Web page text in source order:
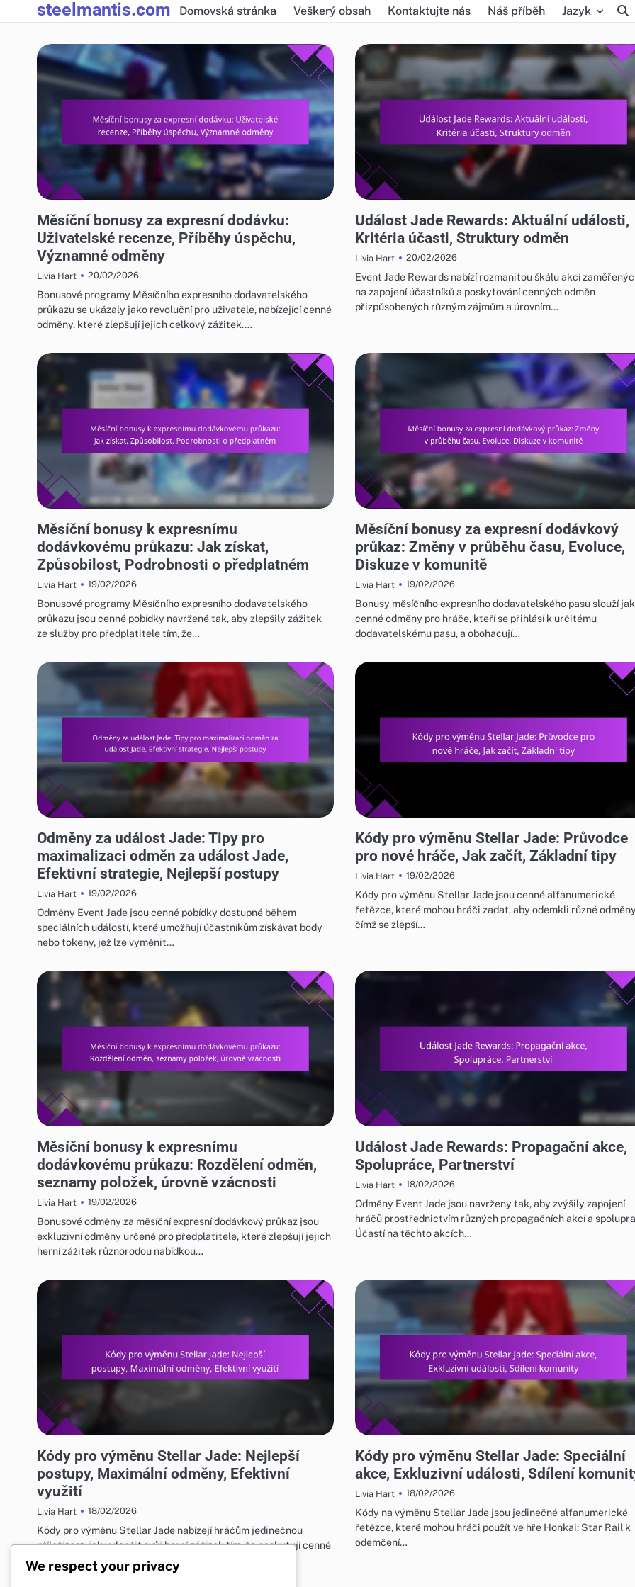
to
steelmantis.com Domovská stránka Veškerý obsah Kontaktujte nás Náš příběh Jazyk
Měsíční bonusy za expresní dodávku:
Uživatelské recenze, Příběhy úspěchu,
Významné odměny
Livia Hart 20/02/2026
Bonusové programy Měsíčního expresního dodavatelského
průkazu se ukázaly jako revoluční pro uživatele, nabízející cenné
odměny, které zlepšují jejich celkový zážitek.…
Událost Jade Rewards: Aktuální události,
Kritéria účasti, Struktury odměn
Livia Hart 20/02/2026
Event Jade Rewards nabízí rozmanitou škálu akcí
na zapojení účastníků a poskytování cenných odměn
přizpůsobených různým zájmům a úrovním…
Měsíční bonusy k expresnímu
dodávkovému průkazu: Jak získat,
Způsobilost, Podrobnosti o předplatném
Livia Hart 19/02/2026
Bonusové programy Měsíčního expresního dodavatelského
průkazu jsou cenné pobídky navržené tak, aby zlepšily zážitek
ze služby pro předplatitele tím, že…
Měsíční bonusy za expresní dodávkový
průkaz: Změny v průběhu času, Evoluce,
Diskuze v komunitě
Livia Hart 19/02/2026
Bonusy měsíčního expresního dodavatelského pasu slouží
cenné odměny pro hráče, kteří se přihlásí k určitému
dodavatelskému pasu, a obohacují…
Odměny za událost Jade: Tipy pro
maximalizaci odměn za událost Jade,
Efektivní strategie, Nejlepší postupy
Livia Hart 19/02/2026
Odměny Event Jade jsou cenné pobídky dostupné během
speciálních událostí, které umožňují účastníkům získávat body
nebo tokeny, jež lze vyměnit…
Kódy pro výměnu Stellar Jade: Průvodce
pro nové hráče, Jak začít, Základní tipy
Livia Hart 19/02/2026
Kódy pro výměnu Stellar Jade jsou cenné alfanumerické
řetězce, které mohou hráči zadat, aby odemkli různé
čímž se zlepší…
Měsíční bonusy k expresnímu
dodávkovému průkazu: Rozdělení odměn,
seznamy položek, úrovně vzácnosti
Livia Hart 19/02/2026
Bonusové odměny za měsíční expresní dodávkový průkaz jsou
exkluzivní odměny určené pro předplatitele, které zlepšují jejich
herní zážitek různorodou nabídkou…
Událost Jade Rewards: Propagační akce,
Spolupráce, Partnerství
Livia Hart 18/02/2026
Odměny Event Jade jsou navrženy tak, aby zvýšily zapojení
hráčů prostřednictvím různých propagačních akcí a
Účastí na těchto akcích…
Kódy pro výměnu Stellar Jade: Nejlepší
postupy, Maximální odměny, Efektivní
využití
Livia Hart 18/02/2026
Kódy pro výměnu Stellar Jade nabízejí hráčům jedinečnou
příležitost, jak vylepšit svůj herní zážitek tím, že poskytují cenné
odměny ve…
Kódy pro výměnu Stellar Jade: Speciální
akce, Exkluzivní události, Sdílení
Livia Hart 18/02/2026
Kódy na výměnu Stellar Jade jsou jedinečné alfanumerické
řetězce, které mohou hráči použít ve hře Honkai: Star Rail k
odemčení…
We respect your privacy